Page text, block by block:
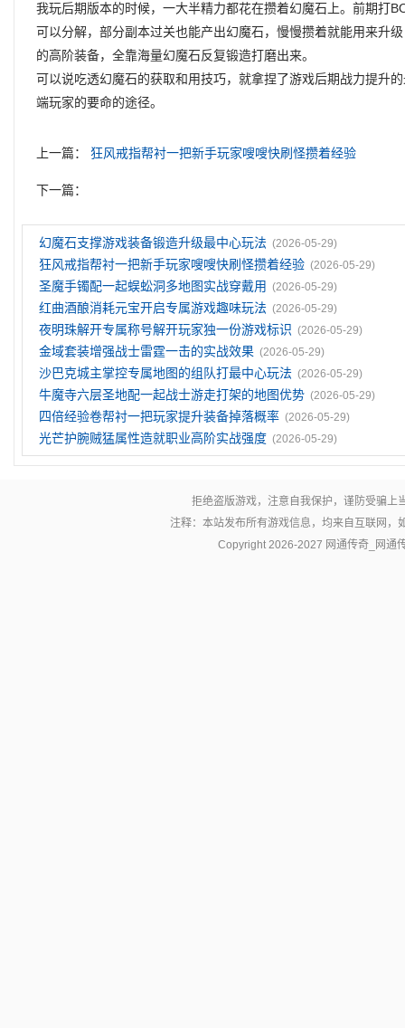
我玩后期版本的时候，一大半精力都花在攒着幻魔石上。前期打
可以分解，部分副本过关也能产出幻魔石，慢慢攒着就能用来升
的高阶装备，全靠海量幻魔石反复锻造打磨出来。
可以说吃透幻魔石的获取和用技巧，就拿捏了游戏后期战力提升
端玩家的要命的途径。
上一篇：狂风戒指帮衬一把新手玩家嗖嗖快刷怪攒着经验
下一篇：
幻魔石支撑游戏装备锻造升级最中心玩法 (2026-05-29)
狂风戒指帮衬一把新手玩家嗖嗖快刷怪攒着经验 (2026-05-29)
圣魔手镯配一起蜈蚣洞多地图实战穿戴用 (2026-05-29)
红曲酒酿消耗元宝开启专属游戏趣味玩法 (2026-05-29)
夜明珠解开专属称号解开玩家独一份游戏标识 (2026-05-29)
金域套装‌增强战士雷霆一击的实战效果 (2026-05-29)
沙巴克城主掌控专属地图的组队打最中心玩法 (2026-05-29)
牛魔寺六层圣地配一起战士游走打架的地图优势 (2026-05-29)
四倍经验卷帮衬一把玩家提升装备掉落概率 (2026-05-29)
光芒护腕贼猛属性造就职业高阶实战强度 (2026-05-29)
拒绝盗版游戏，注意自我保护，谨防受骗上
注释：本站发布所有游戏信息，均来自互联网
Copyright 2026-2027 网通传奇_网通